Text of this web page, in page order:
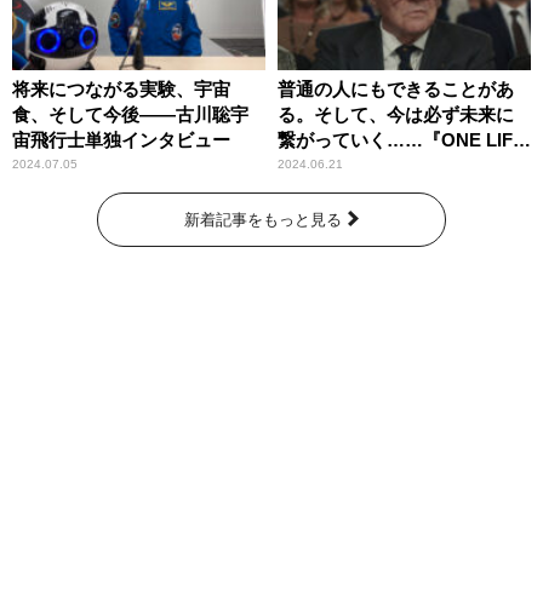
将来につながる実験、宇宙
食、そして今後――古川聡宇
宙飛行士単独インタビュー
2024.07.05
普通の人にもできることがあ
る。そして、今は必ず未来に
繋がっていく……『ONE LIFE
奇跡が繋いだ6000の命』
2024.06.21
新着記事をもっと見る